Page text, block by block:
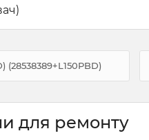
для ремонту